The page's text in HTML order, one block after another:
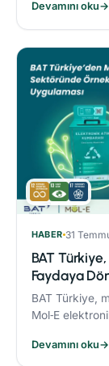
sonucunda
Devamını oku→
HABER 31
BAT
Faydaya
BAT Türkiye,
Mol‑E
Devamını oku→